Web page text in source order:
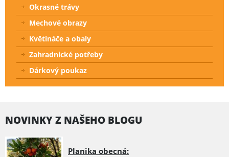
Okrasné trávy
Mechové obrazy
Květináče a obaly
Zahradnické potřeby
Dárkový poukaz
NOVINKY Z NAŠEHO BLOGU
Planika obecná: